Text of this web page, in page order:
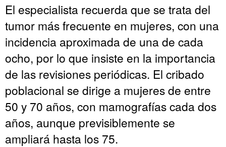
El especialista recuerda que se trata del
tumor más frecuente en mujeres, con una
incidencia aproximada de una de cada
ocho, por lo que insiste en la importancia
de las revisiones periódicas. El cribado
poblacional se dirige a mujeres de entre
50 y 70 años, con mamografías cada dos
años, aunque previsiblemente se
ampliará hasta los 75.